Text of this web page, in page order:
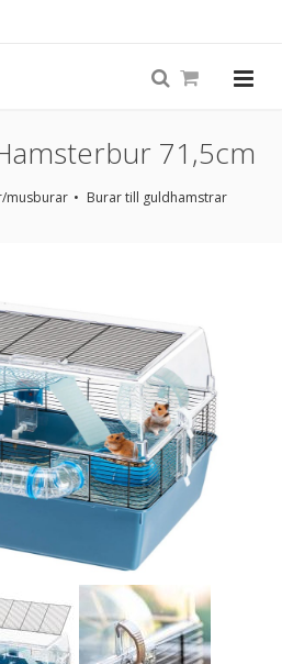
71,5cm
musburar Burar till guldhamstrar